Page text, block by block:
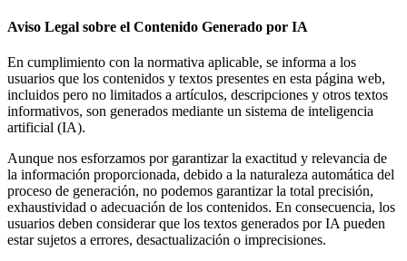
Aviso Legal sobre el Contenido Generado por IA
En cumplimiento con la normativa aplicable, se informa a los
usuarios que los contenidos y textos presentes en esta página web,
incluidos pero no limitados a artículos, descripciones y otros textos
informativos, son generados mediante un sistema de inteligencia
artificial (IA).
Aunque nos esforzamos por garantizar la exactitud y relevancia de
la información proporcionada, debido a la naturaleza automática del
proceso de generación, no podemos garantizar la total precisión,
exhaustividad o adecuación de los contenidos. En consecuencia, los
usuarios deben considerar que los textos generados por IA pueden
estar sujetos a errores, desactualización o imprecisiones.